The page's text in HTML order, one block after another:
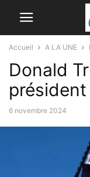
Accueil A LA UNE
Donald
6 novembre 2024